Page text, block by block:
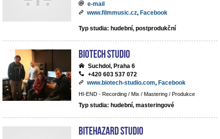
e-mail
www.filmmusic.cz, Facebook
Typ studia: hudební, postprodukční
BIOTECH STUDIO
Suchdol, Praha 6
+420 603 537 072
www.biotech-studio.com, Facebook
HI-END - Recording / Mix / Mastering / Produkce
Typ studia: hudební, masteringové
BiteHazard Studio